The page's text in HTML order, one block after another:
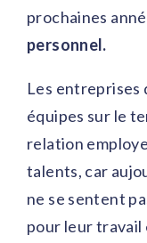
prochaines
personnel.
Les entreprises
équipes sur le
relation
talents, car
ne se sentent
pour leur